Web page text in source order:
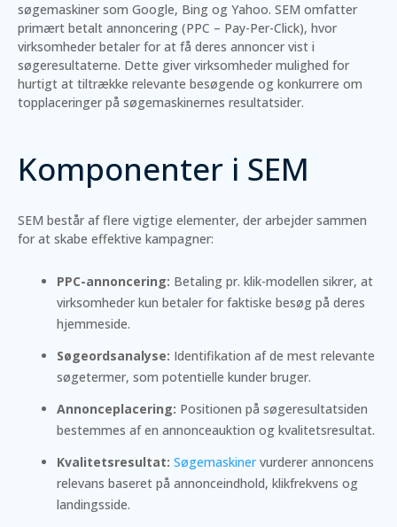
søgemaskiner som Google, Bing og Yahoo. SEM omfatter
primært betalt annoncering (PPC – Pay-Per-Click), hvor
virksomheder betaler for at få deres annoncer vist i
søgeresultaterne. Dette giver virksomheder mulighed for
hurtigt at tiltrække relevante besøgende og konkurrere om
topplaceringer på søgemaskinernes resultatsider.
Komponenter i SEM
SEM består af flere vigtige elementer, der arbejder sammen
for at skabe effektive kampagner:
PPC-annoncering: Betaling pr. klik-modellen sikrer, at
virksomheder kun betaler for faktiske besøg på deres
hjemmeside.
Søgeordsanalyse: Identifikation af de mest relevante
søgetermer, som potentielle kunder bruger.
Annonceplacering: Positionen på søgeresultatsiden
bestemmes af en annonceauktion og kvalitetsresultat.
Kvalitetsresultat: Søgemaskinervurderer annoncens
relevans baseret på annonceindhold, klikfrekvens og
landingsside.